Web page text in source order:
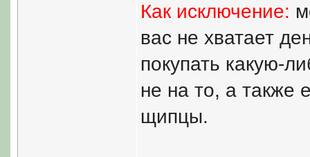
Как исключение:
вас не хватает
покупать какую-
не на то, а также
щипцы.